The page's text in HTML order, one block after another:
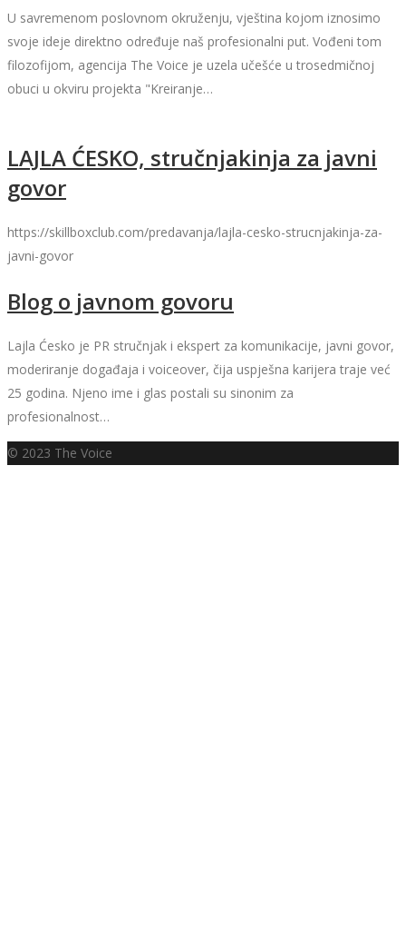
U savremenom poslovnom okruženju, vještina kojom iznosimo
svoje ideje direktno određuje naš profesionalni put. Vođeni tom
filozofijom, agencija The Voice je uzela učešće u trosedmičnoj
obuci u okviru projekta "Kreiranje…
LAJLA ĆESKO, stručnjakinja za javni
govor
https://skillboxclub.com/predavanja/lajla-cesko-strucnjakinja-za-
javni-govor
Blog o javnom govoru
Lajla Ćesko je PR stručnjak i ekspert za komunikacije, javni govor,
moderiranje događaja i voiceover, čija uspješna karijera traje već
25 godina. Njeno ime i glas postali su sinonim za
profesionalnost…
© 2023 The Voice